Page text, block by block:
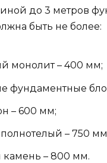
до 3 метров
быть не более:
монолит – 400 мм;
фундаментные
– 600 мм;
– 750
камень – 800 мм.